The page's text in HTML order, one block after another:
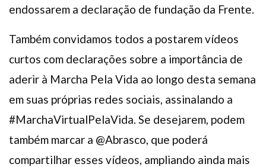
endossarem a declaração de fundação da Frente.
Também convidamos todos a postarem vídeos
curtos com declarações sobre a importância de
aderir à Marcha Pela Vida ao longo desta semana
em suas próprias redes sociais, assinalando a
#MarchaVirtualPelaVida. Se desejarem, podem
também marcar a @Abrasco, que poderá
compartilhar esses vídeos, ampliando ainda mais